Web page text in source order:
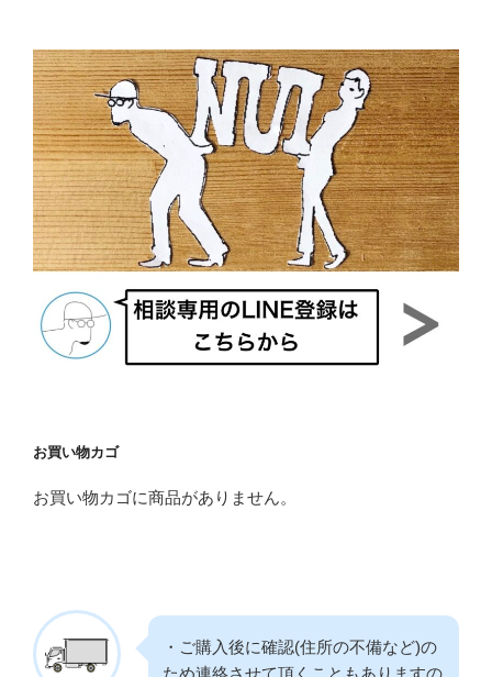
お買い物カゴ
お買い物カゴに商品がありません。
・ご購入後に確認(住所の不備など)の
ため連絡させて頂くこともありますの